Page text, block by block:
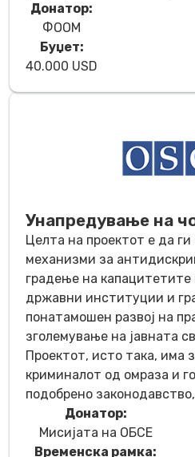
Донатор:
ФООМ
Буџет:
40.000 USD
Унапредување на
Целта на проектот е да
механизми за
градење на
државни институции и
понатамошен развој на
зголемување на јавната
Проектот, исто така, има
криминалот од омраза и
подобрено
Донатор:
Мисијата на ОБСЕ
Временска рамка: